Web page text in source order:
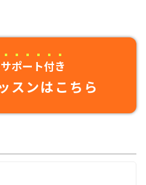
ポート付き
スンはこちら